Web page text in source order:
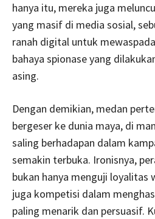
hanya itu, mereka juga
yang masif di media sosial,
ranah digital untuk
bahaya spionase yang
asing.
Dengan demikian, medan
bergeser ke dunia maya, di
saling berhadapan dalam
semakin terbuka. Ironisnya,
bukan hanya menguji loyalitas
juga kompetisi dalam
paling menarik dan persuasif.